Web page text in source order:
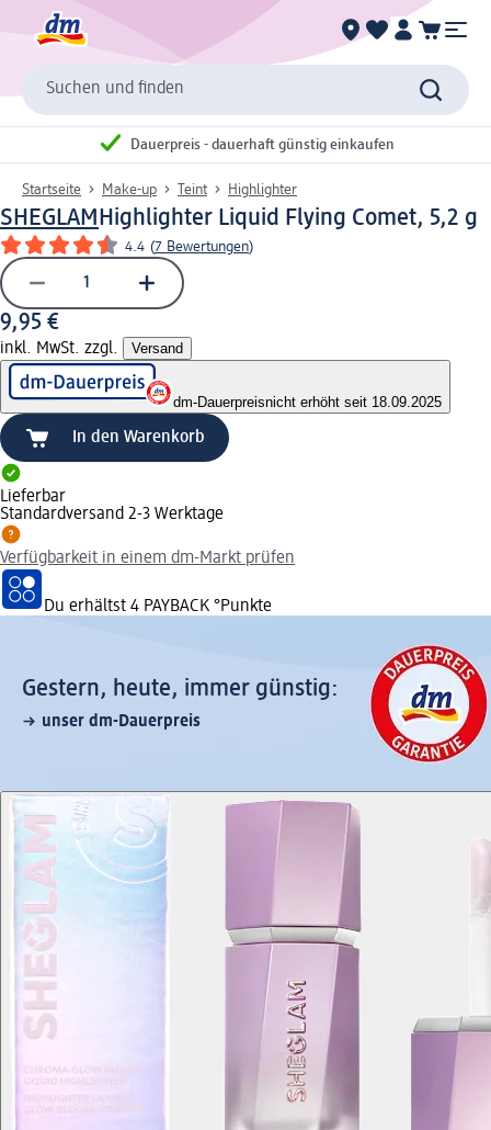
Suchen und finden
Dauerpreis - dauerhaft günstig einkaufen
Startseite Make-up Teint Highlighter
SHEGLAM Highlighter Liquid Flying Comet, 5,2 g
4.4 (7 Bewertungen)
9,95 €
inkl. MwSt. zzgl. Versand
dm-Dauerpreisnicht erhöht seit 18.09.2025
In den Warenkorb
Lieferbar
Standardversand 2-3 Werktage
Verfügbarkeit in einem dm-Markt prüfen
Du erhältst 4 PAYBACK °Punkte
Gestern, heute, immer günstig:
unser dm-Dauerpreis